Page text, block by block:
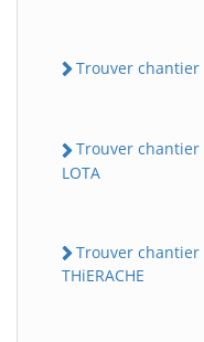
Trouver chantier
Trouver chantier
LOTA
Trouver chantier
THiERACHE